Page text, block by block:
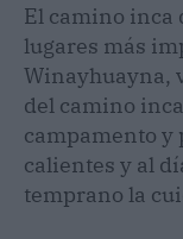
El camino inca
lugares más
Winayhuayna,
del camino
campamento y
calientes y al
temprano la